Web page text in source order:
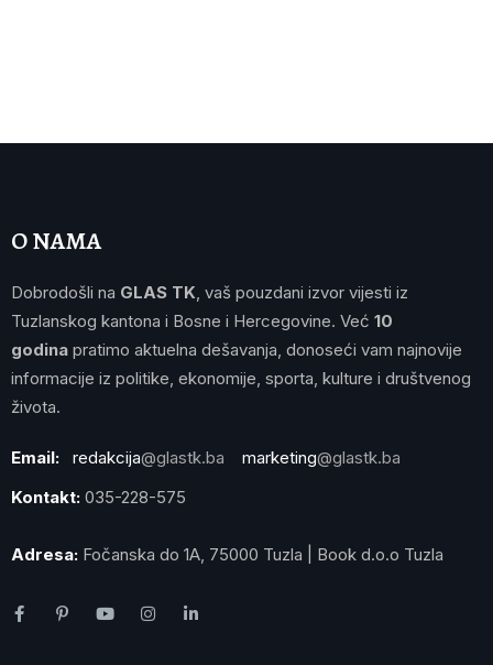
O NAMA
Dobrodošli na GLAS TK , vaš pouzdani izvor vijesti iz
Tuzlanskog kantona i Bosne i Hercegovine. Već 10
godina pratimo aktuelna dešavanja, donoseći vam najnovije
informacije iz politike, ekonomije, sporta, kulture i društvenog
života.
Email: redakcija@glastk.ba marketing@glastk.ba
Kontakt: 035-228-575
Adresa: Fočanska do 1A, 75000 Tuzla | Book d.o.o Tuzla